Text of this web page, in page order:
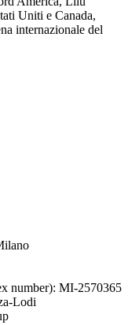
Uniti e Canada,
internazionale del
number): MI-2570365
Lodi